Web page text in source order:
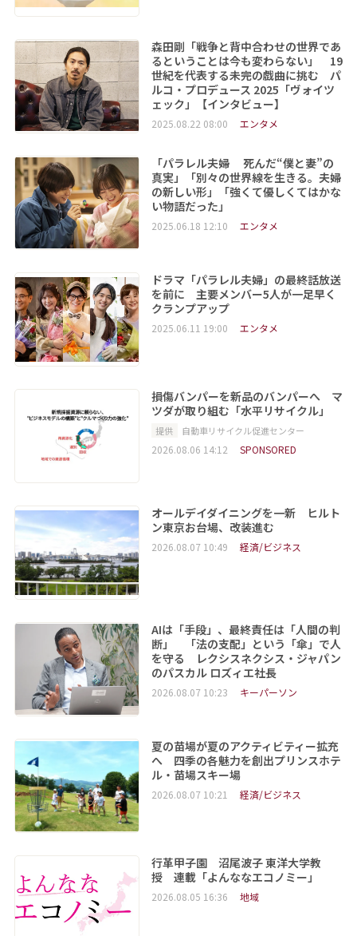
森田剛「戦争と背中合わせの世界であ
るということは今も変わらない」 19
世紀を代表する未完の戯曲に挑む パ
ルコ・プロデュース 2025「ヴォイツ
ェック」【インタビュー】
2025.08.22 08:00 エンタメ
「パラレル夫婦 死んだ“僕と妻”の
真実」「別々の世界線を生きる。夫婦
の新しい形」「強くて優しくてはかな
い物語だった」
2025.06.18 12:10 エンタメ
ドラマ「パラレル夫婦」の最終話放送
を前に 主要メンバー5人が一足早く
クランプアップ
2025.06.11 19:00 エンタメ
損傷バンパーを新品のバンパーへ マ
ツダが取り組む「水平リサイクル」
提供 自動車リサイクル促進センター
2026.08.06 14:12 SPONSORED
オールデイダイニングを一新 ヒルト
ン東京お台場、改装進む
2026.08.07 10:49 経済/ビジネス
AIは「手段」、最終責任は「人間の判
断」 「法の支配」という「傘」で人
を守る レクシスネクシス・ジャパン
のパスカル ロズィエ社長
2026.08.07 10:23 キーパーソン
夏の苗場が夏のアクティビティー拡充
へ 四季の各魅力を創出プリンスホテ
ル・苗場スキー場
2026.08.07 10:21 経済/ビジネス
行革甲子園 沼尾波子 東洋大学教
授 連載「よんななエコノミー」
2026.08.05 16:36 地域